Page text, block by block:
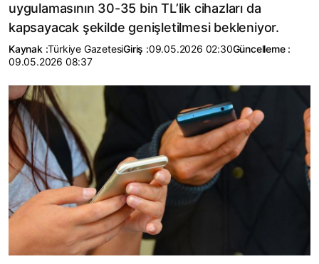
uygulamasının 30-35 bin TL’lik cihazları da
kapsayacak şekilde genişletilmesi bekleniyor.
Kaynak :Türkiye GazetesiGiriş :09.05.2026 02:30Güncelleme :
09.05.2026 08:37